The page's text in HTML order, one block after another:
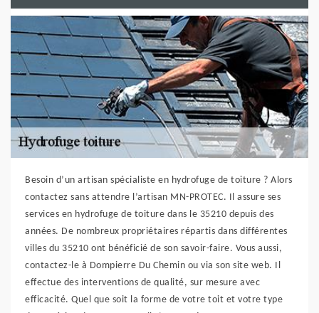
Besoin d’un artisan spécialiste en hydrofuge de toiture ? Alors
contactez sans attendre l’artisan MN-PROTEC. Il assure ses
services en hydrofuge de toiture dans le 35210 depuis des
années. De nombreux propriétaires répartis dans différentes
villes du 35210 ont bénéficié de son savoir-faire. Vous aussi,
contactez-le à Dompierre Du Chemin ou via son site web. Il
effectue des interventions de qualité, sur mesure avec
efficacité. Quel que soit la forme de votre toit et votre type